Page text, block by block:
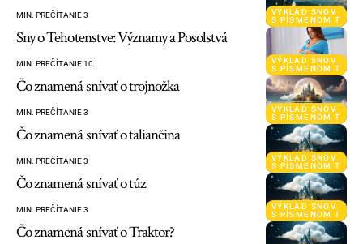
VÝKLAD SNOV
S PÍSMENOM T
MIN. PREČÍTANIE 3
VÝKLAD SNOV
S PÍSMENOM T
Sny o Tehotenstve: Významy a Posolstvá
MIN. PREČÍTANIE 10
VÝKLAD SNOV
S PÍSMENOM T
Čo znamená snívať o trojnožka
MIN. PREČÍTANIE 3
VÝKLAD SNOV
S PÍSMENOM T
Čo znamená snívať o taliančina
MIN. PREČÍTANIE 3
VÝKLAD SNOV
S PÍSMENOM T
Čo znamená snívať o túz
MIN. PREČÍTANIE 3
Čo znamená snívať o Traktor?